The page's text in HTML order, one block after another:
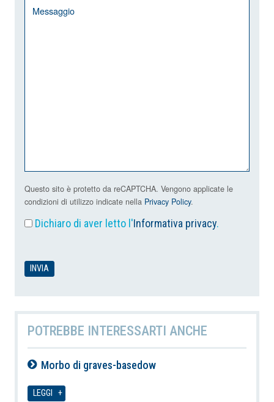
Questo sito è protetto da reCAPTCHA. Vengono applicate le
condizioni di utilizzo indicate nella Privacy Policy.
Dichiaro di aver letto l'Informativa privacy.
POTREBBE INTERESSARTI ANCHE
Morbo di graves-basedow
LEGGI